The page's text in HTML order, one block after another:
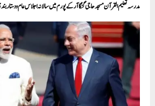
مدرسہ تعلیم القرآن مسجد حاجی لنگا آر کے پورم میں سالانہ اجلاس عام و دستار